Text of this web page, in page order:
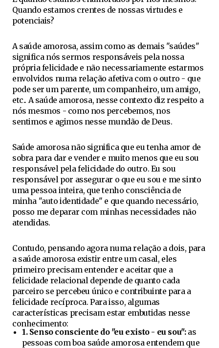
Quando estamos crentes de nossas virtudes e
potenciais?
A saúde amorosa, assim como as demais "saúdes"
significa nós sermos responsáveis pela nossa
própria felicidade e não necessariamente estarmos
envolvidos numa relação afetiva com o outro - que
pode ser um parente, um companheiro, um amigo,
etc.. A saúde amorosa, nesse contexto diz respeito a
nós mesmos - como nos percebemos, nos
sentimos e agimos nesse mundão de Deus.
Saúde amorosa não significa que eu tenha amor de
sobra para dar e vender e muito menos que eu sou
responsável pela felicidade do outro. Eu sou
responsável por assegurar o que eu sou e me sinto
uma pessoa inteira, que tenho consciência de
minha "auto identidade" e que quando necessário,
posso me deparar com minhas necessidades não
atendidas.
Contudo, pensando agora numa relação a dois, para
a saúde amorosa existir entre um casal, eles
primeiro precisam entender e aceitar que a
felicidade relacional depende de quanto cada
parceiro se percebeu único e contribuinte para a
felicidade recíproca. Para isso, algumas
características precisam estar embutidas nesse
conhecimento:
1. Senso consciente do "eu existo - eu sou":as
pessoas com boa saúde amorosa entendem que